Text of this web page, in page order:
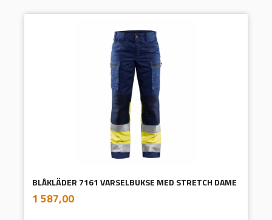
BLÅKLÄDER 7161 VARSELBUKSE MED STRETCH DAME
Pris
1 587,00mva.